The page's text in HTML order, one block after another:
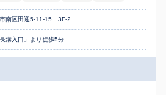
南区田迎5-11-15 3F-2
溝入口」より徒歩5分